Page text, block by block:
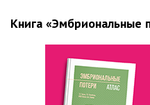
Книга «Эмбриональные